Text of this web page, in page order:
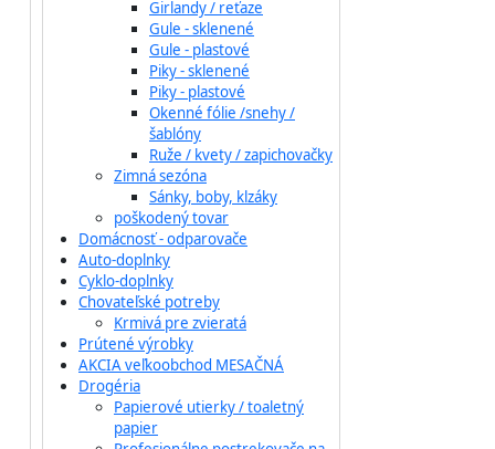
Girlandy / reťaze
Gule - sklenené
Gule - plastové
Piky - sklenené
Piky - plastové
Okenné fólie /snehy /
šablóny
Ruže / kvety / zapichovačky
Zimná sezóna
Sánky, boby, klzáky
poškodený tovar
Domácnosť - odparovače
Auto-doplnky
Cyklo-doplnky
Chovateľské potreby
Krmivá pre zvieratá
Prútené výrobky
AKCIA veľkoobchod MESAČNÁ
Drogéria
Papierové utierky / toaletný
papier